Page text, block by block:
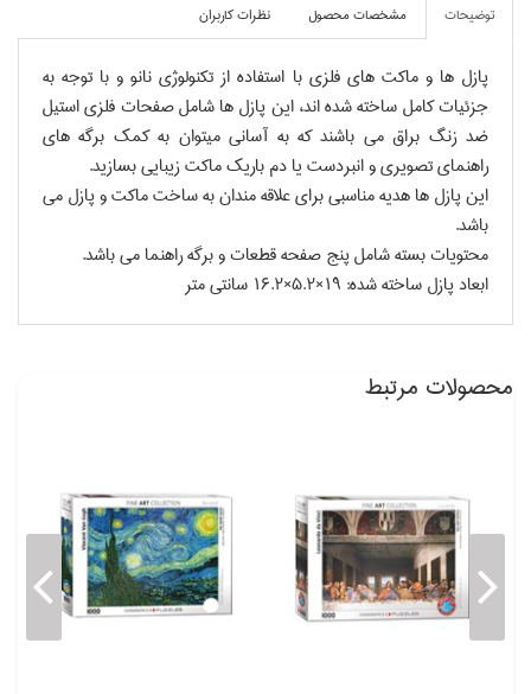
توضيحات مشخصات محصول نظرات کاربران
پازل ها و ماكت هاي فلزي با استفاده از تكنولوژي نانو و با توجه به
جزئيات كامل ساخته شده اند، اين پازل ها شامل صفحات فلزي استيل
ضد زنگ براق مي باشند كه به آساني ميتوان به كمك برگه هاي
راهنماي تصويري و انبردست يا دم باريك ماكت زيبايي بسازيد.
اين پازل ها هديه مناسبي براي علاقه مندان به ساخت ماكت و پازل مي
باشد.
محتويات بسته شامل پنج صفحه قطعات و برگه راهنما مي باشد.
ابعاد پازل ساخته شده: 19×5.2×16.2 سانتي متر
محصولات مرتبط